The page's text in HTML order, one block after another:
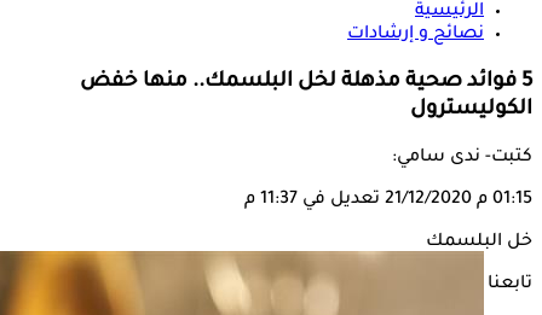
الرئيسية
نصائح و إرشادات
5 فوائد صحية مذهلة لخل البلسمك.. منها خفض
الكوليسترول
كتبت- ندى سامي:
01:15 م 21/12/2020 تعديل في 11:37 م
خل البلسمك
تابعنا على